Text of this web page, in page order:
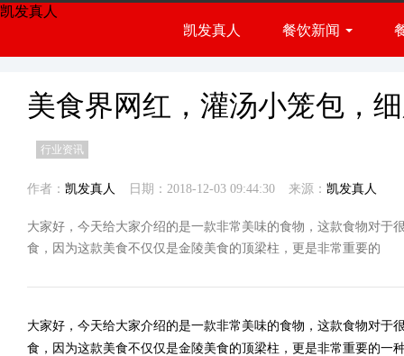
凯发真人
凯发真人
餐饮新闻
行业资讯
美食界网红，灌汤小笼包，
行业资讯
作者： 凯发真人 日期：2018-12-03 09:44:30 来源： 凯发真人
大家好，今天给大家介绍的是一款非常美味的食物，这款食物对于
食，因为这款美食不仅仅是金陵美食的顶梁柱，更是非常重要的
大家好，今天给大家介绍的是一款非常美味的食物，这款食物对于
食，因为这款美食不仅仅是金陵美食的顶梁柱，更是非常重要的一